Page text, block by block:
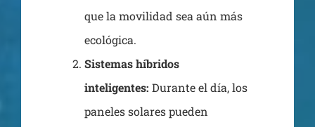
que la movilidad sea aún más
ecológica.
Sistemas híbridos
inteligentes: Durante el día, los
paneles solares pueden